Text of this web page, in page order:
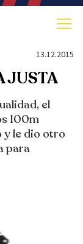
13.12.2015
JUSTA
el
100m
y le dio otro
para